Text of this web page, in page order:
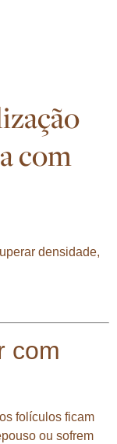
com
densidade,
com
folículos ficam
ou sofrem